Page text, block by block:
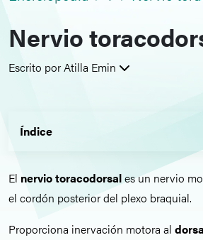
Nervio
Escrito por Atilla Emin
Índice
El nervio toracodorsales un nervio
el cordón posterior del plexo braquial.
Proporciona inervación motora al